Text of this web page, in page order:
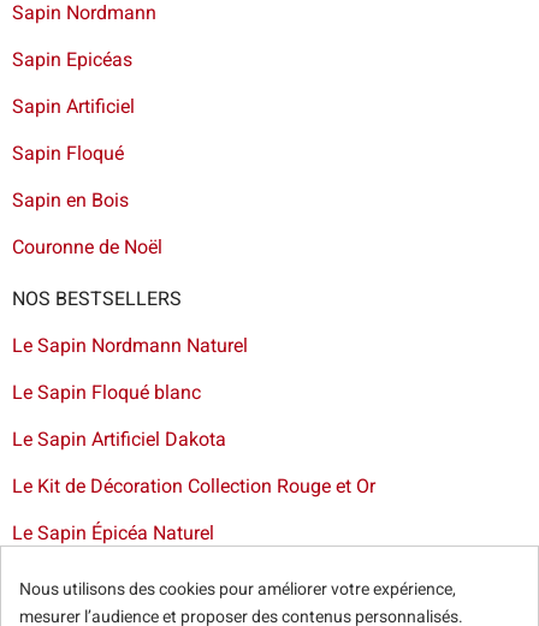
Sapin Nordmann
Sapin Epicéas
Sapin Artificiel
Sapin Floqué
Sapin en Bois
Couronne de Noël
NOS BESTSELLERS
Le Sapin Nordmann Naturel
Le Sapin Floqué blanc
Le Sapin Artificiel Dakota
Le Kit de Décoration Collection Rouge et Or
Le Sapin Épicéa Naturel
Livraison de sapin à Bruxelles-Livraison de sapins de Noël
artificiels et décorations dans toute la France
Nous utilisons des cookies pour améliorer votre expérience,
mesurer l’audience et proposer des contenus personnalisés.